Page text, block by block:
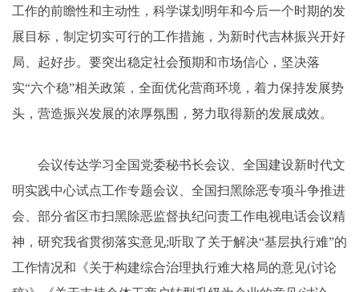
工作的前瞻性和主动性，科学谋划明年和今后一个时期的发
展目标，制定切实可行的工作措施，为新时代吉林振兴开好
局、起好步。要突出稳定社会预期和市场信心，坚决落
实“六个稳”相关政策，全面优化营商环境，着力保持发展势
头，营造振兴发展的浓厚氛围，努力取得新的发展成效。
会议传达学习全国党委秘书长会议、全国建设新时代文
明实践中心试点工作专题会议、全国扫黑除恶专项斗争推进
会、部分省区市扫黑除恶监督执纪问责工作电视电话会议精
神，研究我省贯彻落实意见;听取了关于解决“基层执行难”的
工作情况和《关于构建综合治理执行难大格局的意见(讨论